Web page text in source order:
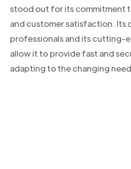
stood out for its commitment
and customer satisfaction. Its
professionals and its cutting-
allow it to provide fast and
adapting to the changing